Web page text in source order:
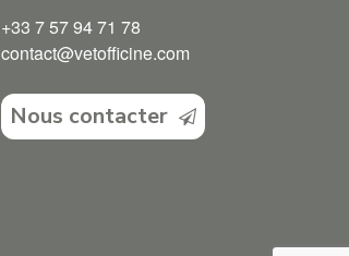
+33 7 57 94 71 78
contact@vetofficine.com
Nous contacter